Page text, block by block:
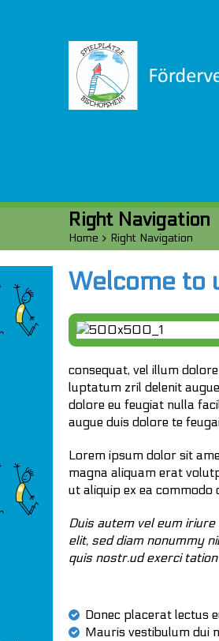
Right Navigation
Home > Right Navigation
Welcome to
consequat, vel illum
luptatum zril delenit
dolore eu feugiat nulla
augue duis dolore te
Lorem ipsum dolor sit
magna aliquam erat
ut aliquip ex ea commodo
Duis autem vel eum
elit, sed diam nonummy
quis nostr.ud exerci
Donec placerat lectus
Mauris vestibulum dui